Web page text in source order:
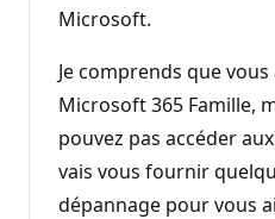
Microsoft.
Je comprends que
Microsoft 365 Famille,
pouvez pas accéder
vais vous fournir
dépannage pour vous